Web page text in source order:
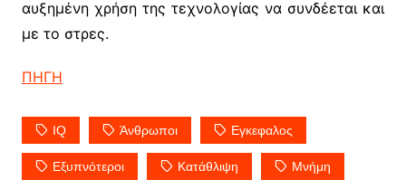
αυξημένη χρήση της τεχνολογίας να συνδέεται και
με το στρες.
ΠΗΓΗ
IQ Άνθρωποι Εγκεφαλος
Εξυπνότεροι Κατάθλιψη Μνήμη